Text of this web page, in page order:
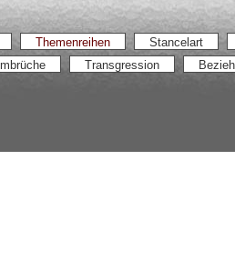
Themenreihen
Stancelart
Transgression